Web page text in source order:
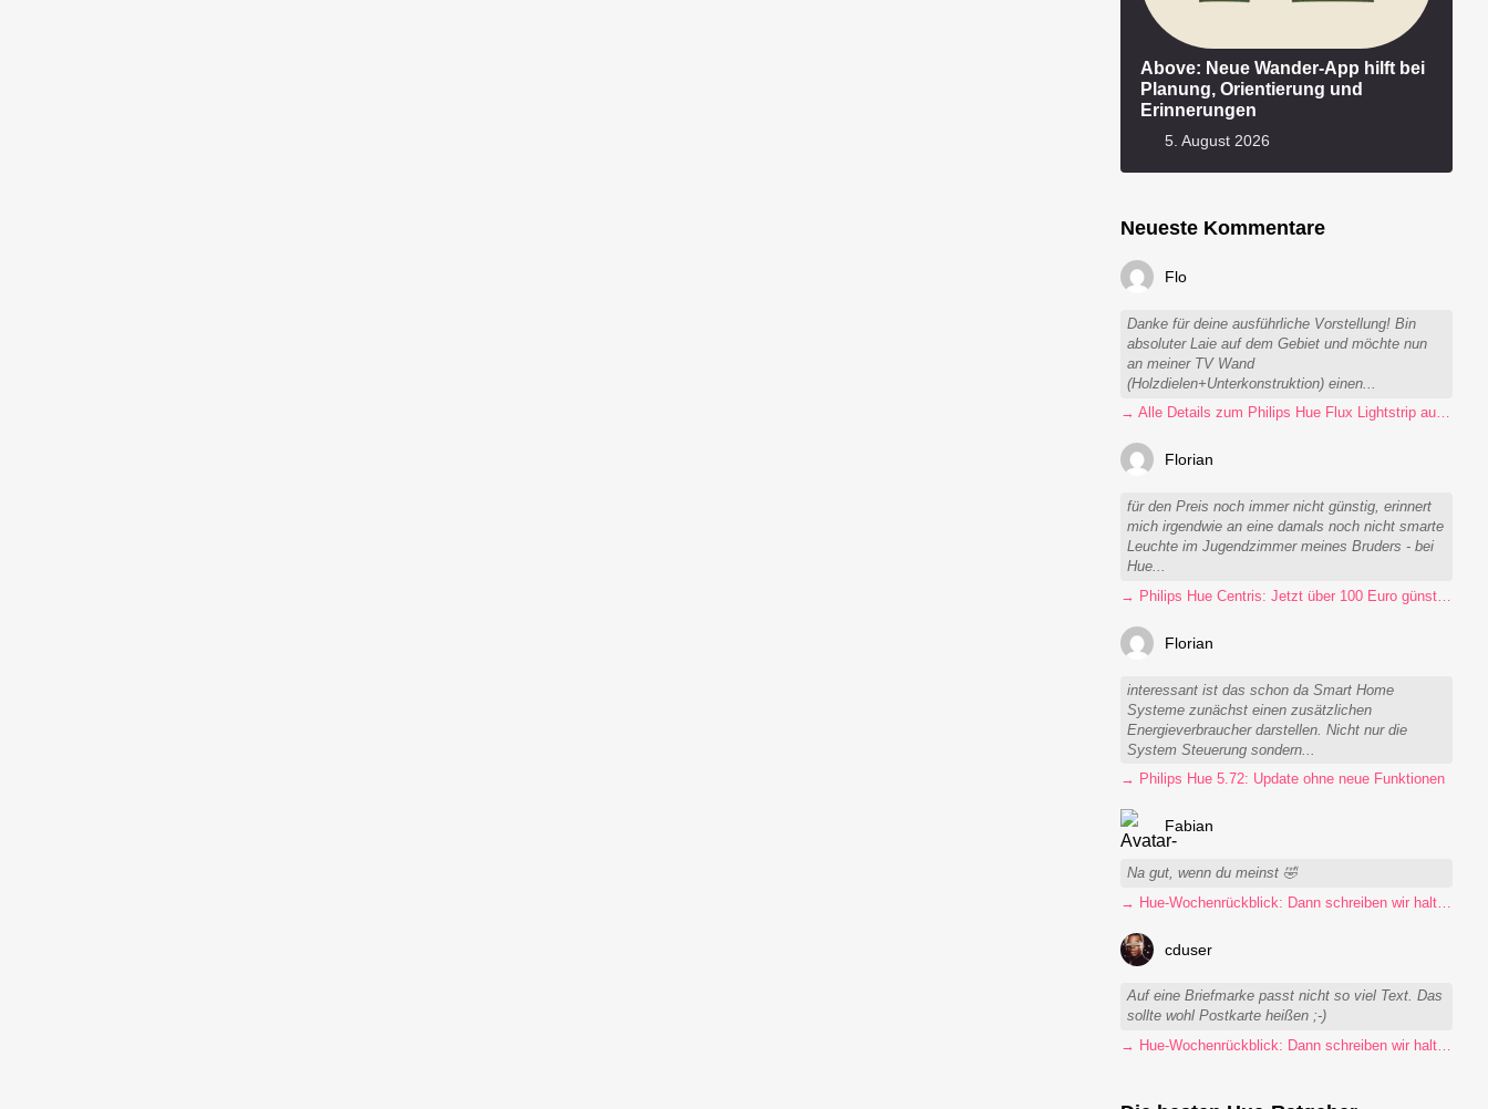
Above: Neue Wander-App hilft bei
Planung, Orientierung und
Erinnerungen
5. August 2026
Neueste Kommentare
Flo
Danke für deine ausführliche Vorstellung! Bin
absoluter Laie auf dem Gebiet und möchte nun
an meiner TV Wand
(Holzdielen+Unterkonstruktion) einen...
→ Alle Details zum Philips Hue Flux Lightstrip auf einen Blick
Florian
für den Preis noch immer nicht günstig, erinnert
mich irgendwie an eine damals noch nicht smarte
Leuchte im Jugendzimmer meines Bruders - bei
Hue...
→ Philips Hue Centris: Jetzt über 100 Euro günstiger
Florian
interessant ist das schon da Smart Home
Systeme zunächst einen zusätzlichen
Energieverbraucher darstellen. Nicht nur die
System Steuerung sondern...
→ Philips Hue 5.72: Update ohne neue Funktionen
Fabian
Na gut, wenn du meinst 🤣
cduser
Auf eine Briefmarke passt nicht so viel Text. Das
sollte wohl Postkarte heißen ;-)
→ Hue-Wochenrückblick: Dann schreiben wir halt Postkarten